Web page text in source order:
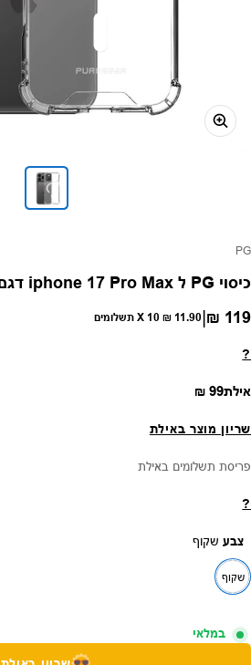
ספק:
PG
כיסוי PG ל iphone 17 Pro Max דגם Hard Shell
מחיר רגיל
119 ₪
|
11.90 ₪ X 10 תשלומים
?
אילתמחיר רגיל
99 ₪
שריון מוצר באילת
פריסת תשלומים באילת
?
צבע שקוף
שקוף
במלאי